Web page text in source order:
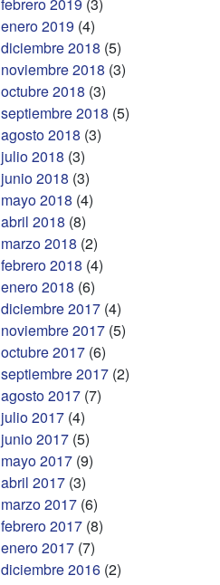
enero 2019 (4)
diciembre 2018 (5)
noviembre 2018 (3)
octubre 2018 (3)
septiembre 2018 (5)
agosto 2018 (3)
julio 2018 (3)
junio 2018 (3)
mayo 2018 (4)
abril 2018 (8)
marzo 2018 (2)
febrero 2018 (4)
enero 2018 (6)
diciembre 2017 (4)
noviembre 2017 (5)
octubre 2017 (6)
septiembre 2017 (2)
agosto 2017 (7)
julio 2017 (4)
junio 2017 (5)
mayo 2017 (9)
abril 2017 (3)
marzo 2017 (6)
febrero 2017 (8)
enero 2017 (7)
diciembre 2016 (2)